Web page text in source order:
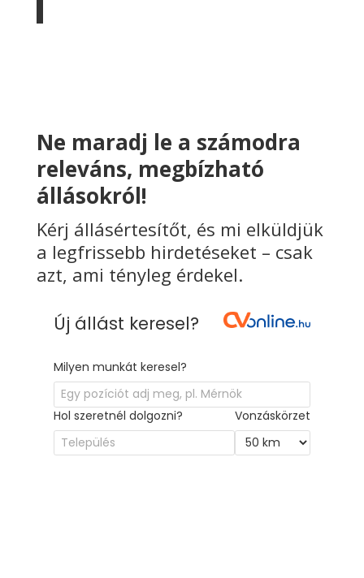
Ne maradj le a számodra
releváns, megbízható
állásokról!
Kérj állásértesítőt, és mi elküldjük
a legfrissebb hirdetéseket – csak
azt, ami tényleg érdekel.